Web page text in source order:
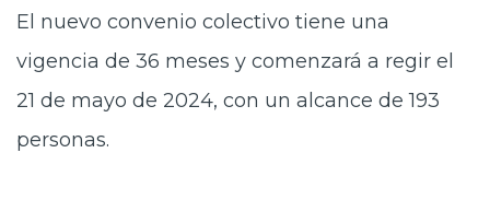
El nuevo convenio colectivo tiene una
vigencia de 36 meses y comenzará a regir el
21 de mayo de 2024, con un alcance de 193
personas.